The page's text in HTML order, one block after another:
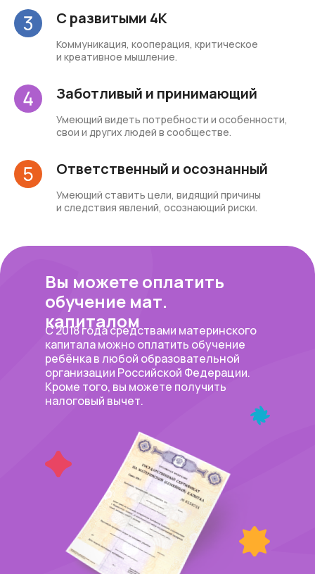
С развитыми 4К
Коммуникация, кооперация, критическое
и креативное мышление.
Заботливый и принимающий
Умеющий видеть потребности и особенности,
свои и других людей в сообществе.
Ответственный и осознанный
Умеющий ставить цели, видящий причины
и следствия явлений, осознающий риски.
С 2018 года средствами материнского
капитала можно оплатить обучение
ребёнка в любой образовательной
организации Российской Федерации.
Кроме того, вы можете получить
налоговый вычет.
Вы можете оплатить
обучение мат.
капиталом